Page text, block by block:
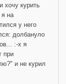
хочу курить
я на
у него
долбануло
:-x я
при
и не курил